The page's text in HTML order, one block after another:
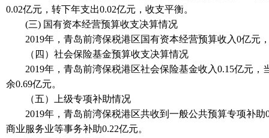
0.02亿元，转下年支出0.02亿元，收支平衡。
(三) 国有资本经营预算收支决算情况
2019年，青岛前湾保税港区国有资本经营预算收入0亿元
（四）社会保险基金预算收支决算情况
2019年，青岛前湾保税港区社会保险基金收入0.15亿元，
余0.69亿元。
（五）上级专项补助情况
2019年，青岛前湾保税港区共收到一般公共预算专项补助
商业服务业等事务补助0.22亿元。